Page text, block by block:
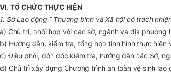
VI. TỔCHỨC THỰC HIỆN
1. Sở Lao động “ Thương binh và Xã hội có trách
a) Chủ trì, phối hợp với các sở, ngành và địa phương
b) Hướng dẫn, kiểm tra, tổng hợp tình hình thực hiện
c) Điều phối, đôn đốc kiểm tra, hướng dẫn các Sở,
d) Chủ trì xây dựng Chương trình an toàn vệ sinh